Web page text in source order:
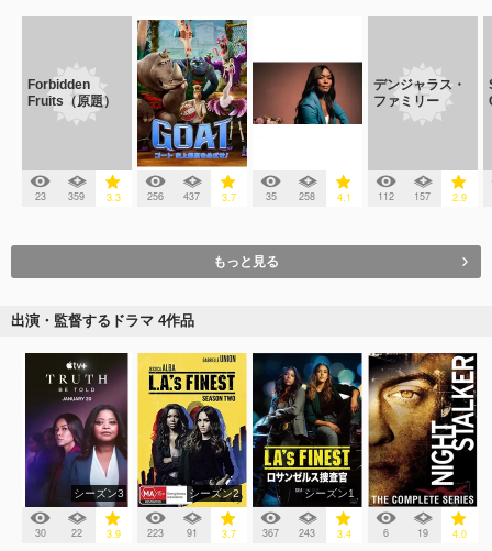
Forbidden
Fruits（原題）
23 359 3.3 256 437 3.7 35 258 4.1
デンジャラス・
ファミリー
112 157 2.9
もっと見る
出演・監督するドラマ 4作品
シーズン3
30 22 3.9
シーズン2
223 91 3.7
シーズン1
367 243 3.4 6 19 4.0